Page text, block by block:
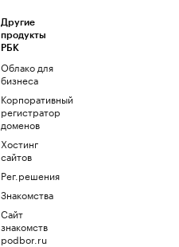
Другие
продукты
РБК
Облако для
бизнеса
Корпоративный
регистратор
доменов
Хостинг
сайтов
Рег.решения
Знакомства
Сайт
знакомств
podbor.ru